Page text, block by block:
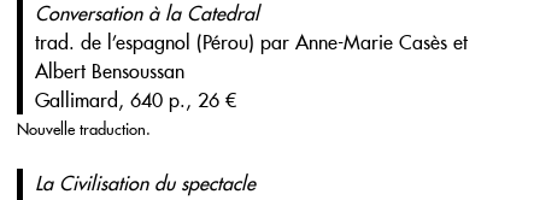
Conversation à la Catedral
trad. de l’espagnol (Pérou) par Anne-Marie Casès et
Albert Bensoussan
Gallimard, 640 p., 26 €
Nouvelle traduction.
La Civilisation du spectacle